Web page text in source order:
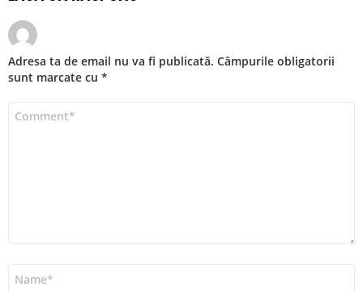
Adresa ta de email nu va fi publicată. Câmpurile obligatorii
sunt marcate cu *
Comentariu